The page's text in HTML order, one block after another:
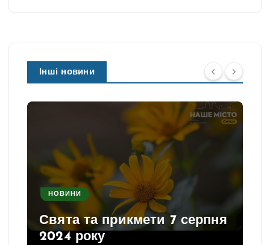
Інші новини
НОВИНИ
Свята та прикмети 7 серпня
2024 року